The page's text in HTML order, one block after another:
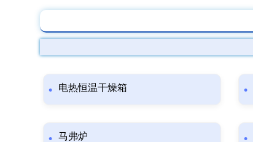
电热恒温干燥箱
马弗炉